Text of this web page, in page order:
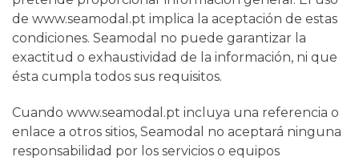
de www.seamodal.pt implica la aceptación de estas
condiciones. Seamodal no puede garantizar la
exactitud o exhaustividad de la información, ni que
ésta cumpla todos sus requisitos.
Cuando www.seamodal.pt incluya una referencia o
enlace a otros sitios, Seamodal no aceptará ninguna
responsabilidad por los servicios o equipos